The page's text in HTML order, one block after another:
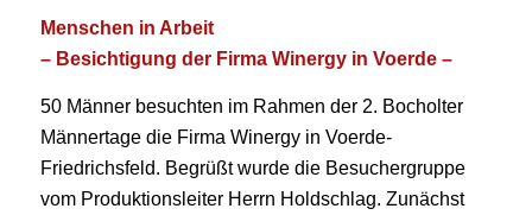
Menschen in Arbeit
– Besichtigung der Firma Winergy in Voerde –
50 Männer besuchten im Rahmen der 2. Bocholter
Männertage die Firma Winergy in Voerde-
Friedrichsfeld. Begrüßt wurde die Besuchergruppe
vom Produktionsleiter Herrn Holdschlag. Zunächst